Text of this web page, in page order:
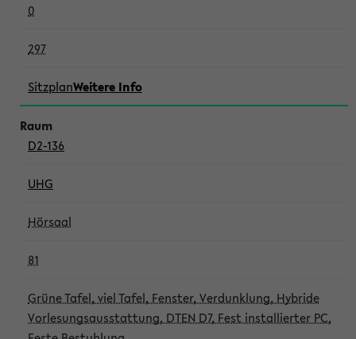
0
297
SitzplanWeitere Info
D2-136
UHG
Hörsaal
81
Grüne Tafel, viel Tafel, Fenster, Verdunklung, Hybride
Vorlesungsausstattung, DTEN D7, Fest installierter PC,